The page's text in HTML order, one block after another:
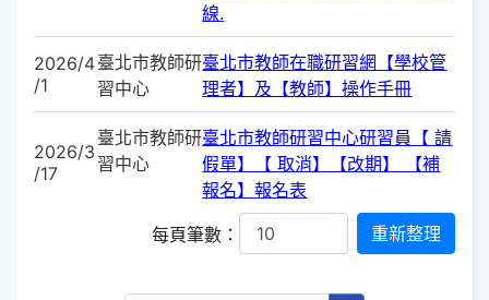
線.
2026/4
/1
臺北市教師研
習中心
臺北市教師在職研習網【學校管
理者】及【教師】操作手冊
2026/3
/17
臺北市教師研
習中心
臺北市教師研習中心研習員【 請
假單】【 取消】【改期】 【補
報名】報名表
每頁筆數：